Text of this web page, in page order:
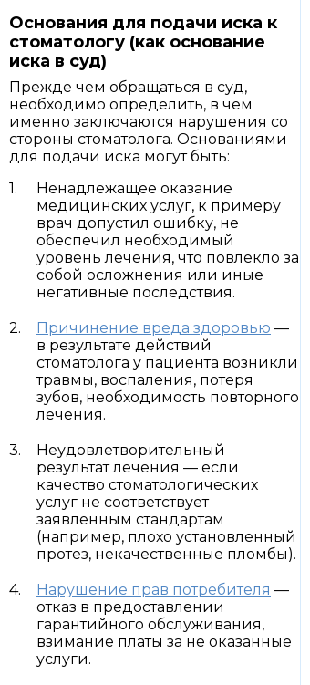
Основания для подачи иска к
стоматологу (как основание
иска в суд)
Прежде чем обращаться в суд,
необходимо определить, в чем
именно заключаются нарушения со
стороны стоматолога. Основаниями
для подачи иска могут быть:
Ненадлежащее оказание
медицинских услуг, к примеру
врач допустил ошибку, не
обеспечил необходимый
уровень лечения, что повлекло за
собой осложнения или иные
негативные последствия.
Причинение вреда здоровью —
в результате действий
стоматолога у пациента возникли
травмы, воспаления, потеря
зубов, необходимость повторного
лечения.
Неудовлетворительный
результат лечения — если
качество стоматологических
услуг не соответствует
заявленным стандартам
(например, плохо установленный
протез, некачественные пломбы).
Нарушение прав потребителя —
отказ в предоставлении
гарантийного обслуживания,
взимание платы за не оказанные
услуги.